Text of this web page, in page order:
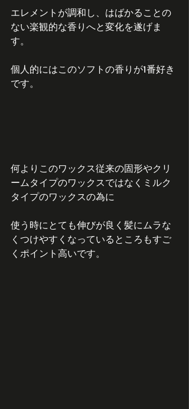
エレメントが調和し、はばかることの
ない楽観的な香りへと変化を遂げま
す。
個人的にはこのソフトの香りが1番好き
です。
何よりこのワックス従来の固形やクリ
ームタイプのワックスではなくミルク
タイプのワックスの為に
使う時にとても伸びが良く髪にムラな
くつけやすくなっているところもすご
くポイント高いです。